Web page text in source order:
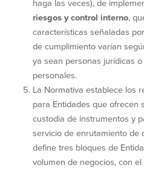
haga las veces), de
riesgosy control interno,
características señaladas
de cumplimiento varían
ya sean personas jurídicas
personales.
La Normativa establece los
para Entidades que ofrecen
custodia de instrumentos y
servicio de enrutamiento de
define tres bloques de
volumen de negocios, con